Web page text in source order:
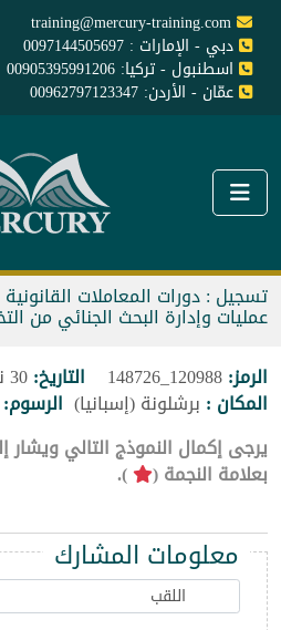
training@mercury-training.com
دبي - الإمارات : 0097144505697
اسطنبول - تركيا: 00905395991206
عمّان - الأردن: 00962797123347
تسجيل : دورات المعاملات
عمليات وإدارة البحث الجنائي من
الرمز:
التاريخ:
المكان : برشلونة (إسبانيا) الرسوم:
يرجى إكمال النموذج التالي ويشار
بعلامة النجمة ( ).
معلومات المشارك